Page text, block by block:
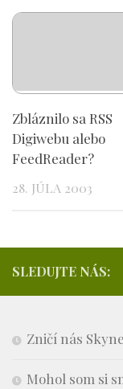
Zbláznilo sa RSS
Digiwebu alebo
FeedReader?
28. JÚLA 2003
SLEDUJTE NÁS:
Zničí nás
Mohol som si